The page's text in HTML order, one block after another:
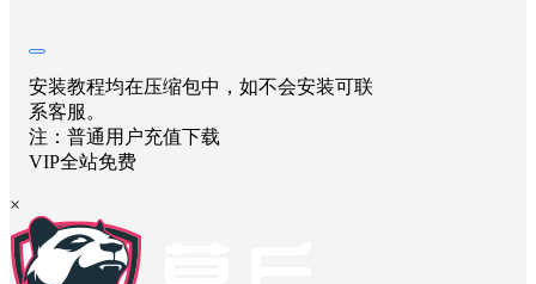
安装教程均在压缩包中，如不会安装可联
系客服。
注：普通用户充值下载
VIP全站免费
×